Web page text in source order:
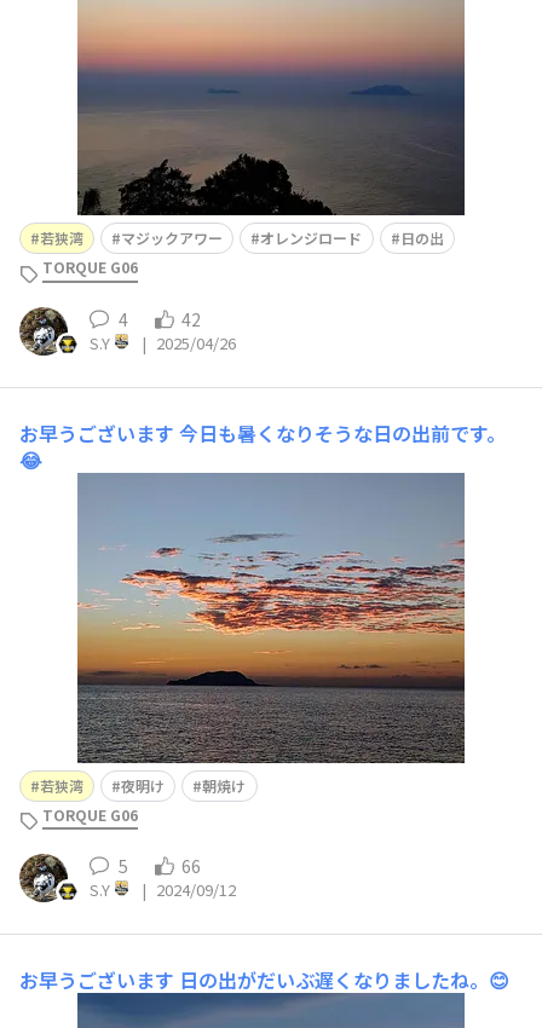
若狭湾 マジックアワー オレンジロード
日の出
TORQUE G06
4 42
S.Y | 2025/04/26
お早うございます 今日も暑くなりそうな日の出前です。
😂
若狭湾 夜明け
朝焼け
TORQUE G06
5 66
S.Y | 2024/09/12
お早うございます 日の出がだいぶ遅くなりましたね。😊